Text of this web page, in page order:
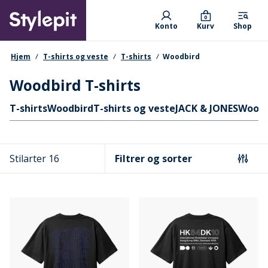
main
content
Primary departments
Konto Kurv
0
Shop
navigationssti
Hjem T-shirts og veste T-shirts Woodbird
Woodbird T-shirts
Hurtige links
T-shirtsWoodbirdT-shirts og vesteJACK & JONESWood
Stilarter 16 Filtrer og sorter